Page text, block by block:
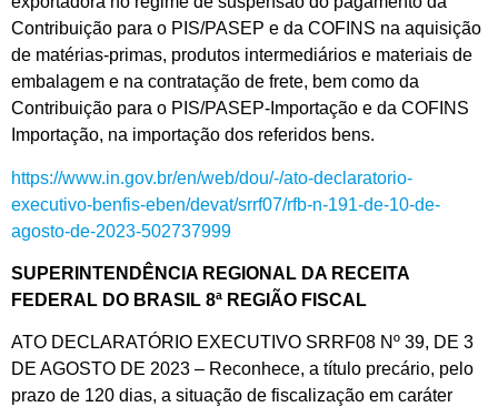
Contribuição para o PIS/PASEP e da COFINS na aquisição
de matérias-primas, produtos intermediários e materiais de
embalagem e na contratação de frete, bem como da
Contribuição para o PIS/PASEP-Importação e da COFINS
Importação, na importação dos referidos bens.
https://www.in.gov.br/en/web/dou/-/ato-declaratorio-
executivo-benfis-eben/devat/srrf07/rfb-n-191-de-10-de-
agosto-de-2023-502737999
SUPERINTENDÊNCIA REGIONAL DA RECEITA
FEDERAL DO BRASIL 8ª REGIÃO FISCAL
ATO DECLARATÓRIO EXECUTIVO SRRF08 Nº 39, DE 3
DE AGOSTO DE 2023 – Reconhece, a título precário, pelo
prazo de 120 dias, a situação de fiscalização em caráter